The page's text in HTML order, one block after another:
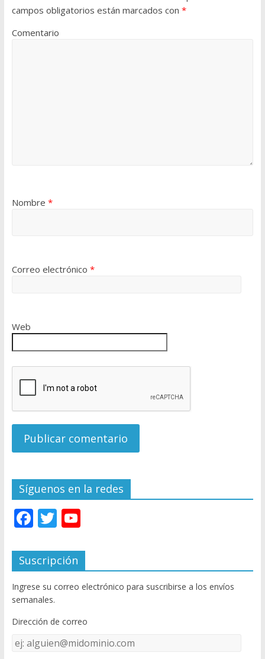
campos obligatorios están marcados con *
Comentario
Nombre *
Correo electrónico *
Web
Síguenos en la redes
F
e
b
o
o
k
T
itt
er
Y
u
T
u
e
C
Suscripción
Ingrese su correo electrónico para suscribirse a los envíos
semanales.
Dirección de correo
Dirección
de